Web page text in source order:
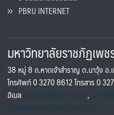
PBRU INTERNET
มหาวิทยาลัยราชภัฏเพช
38 หมู่ 8 ถ.หาดเจ้าสำราญ ต.นาวุ้ง อ.
โทรศัพท์ 0 3270 8612 โทรสาร 0
อีเมล saraban@pbru.ac.th,
international@mail.pbru.ac.th